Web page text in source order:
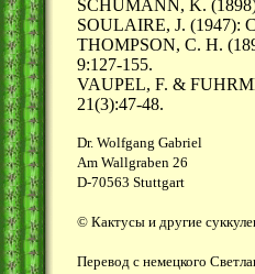
SCHUMANN, K.
SOULAIRE, J. (1947):
THOMPSON, C. H.
9:127-155.
VAUPEL, F. &
21(3):47-48.
Dr. Wolfgang Gabriel
Am Wallgraben 26
D-70563 Stuttgart
© Кактусы и другие
Перевод с немецкого